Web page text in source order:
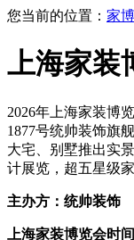
您当前的位置： 家
上海家装
2026年上海家装博
1877号统帅装饰旗
大宅、别墅推出实
计展览，超五星级
主办方：统帅装饰
上海家装博览会时